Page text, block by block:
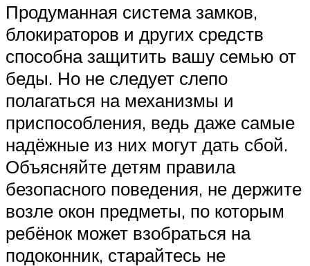
Продуманная система замков,
блокираторов и других средств
способна защитить вашу семью от
беды. Но не следует слепо
полагаться на механизмы и
приспособления, ведь даже самые
надёжные из них могут дать сбой.
Объясняйте детям правила
безопасного поведения, не держите
возле окон предметы, по которым
ребёнок может взобраться на
подоконник, старайтесь не